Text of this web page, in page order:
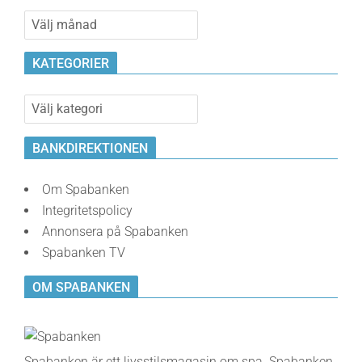
Bankvalvet
KATEGORIER
Kategorier
BANKDIREKTIONEN
Om Spabanken
Integritetspolicy
Annonsera på Spabanken
Spabanken TV
OM SPABANKEN